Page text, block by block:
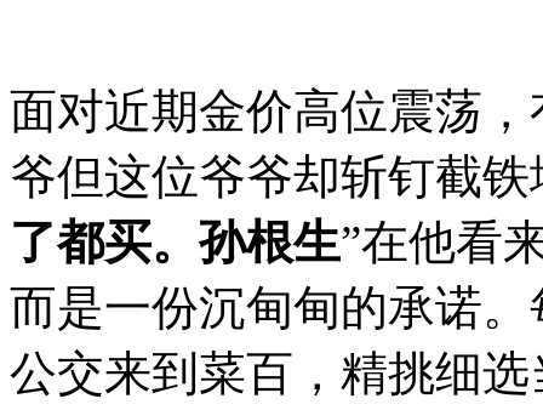
面对近期金价高位震荡
爷但这位爷爷却斩钉截铁
了都买。孙根生”在他看
而是一份沉甸甸的承诺
公交来到菜百，精挑细